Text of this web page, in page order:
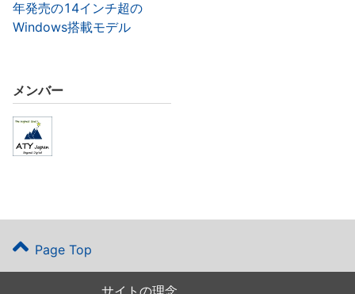
年発売の14インチ超の
Windows搭載モデル
メンバー
Page Top
サイトの理念